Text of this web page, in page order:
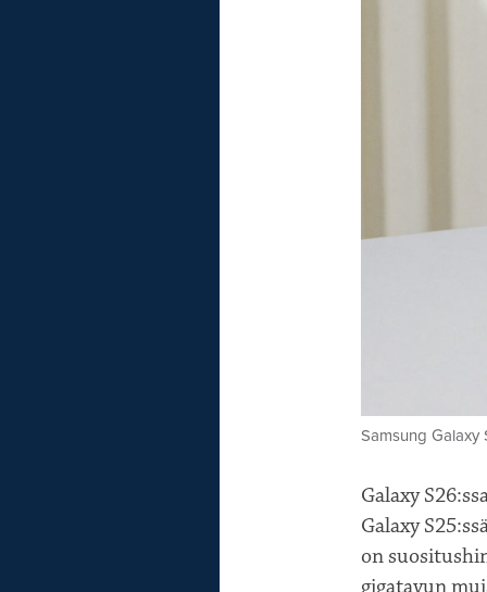
Samsung Galaxy
Galaxy
Galaxy
on
gigatavun